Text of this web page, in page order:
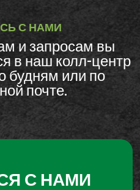
С НАМИ
и запросам вы
в наш колл-центр
будням или по
почте.
С НАМИ